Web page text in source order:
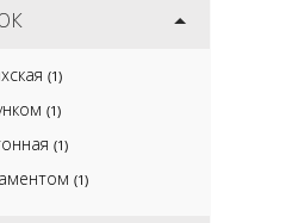
(1)
(1)
(1)
(1)